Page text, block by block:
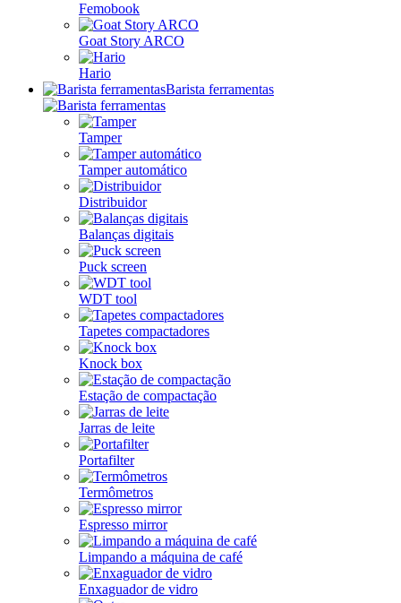
Femobook
Goat Story ARCO
Hario
Barista ferramentas
Tamper
Tamper automático
Distribuidor
Balanças digitais
Puck screen
WDT tool
Tapetes compactadores
Knock box
Estação de compactação
Jarras de leite
Portafilter
Termômetros
Espresso mirror
Limpando a máquina de café
Enxaguador de vidro